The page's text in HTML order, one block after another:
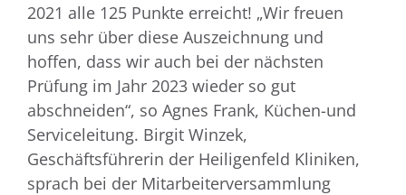
2021 alle 125 Punkte erreicht! „Wir freuen
uns sehr über diese Auszeichnung und
hoffen, dass wir auch bei der nächsten
Prüfung im Jahr 2023 wieder so gut
abschneiden“, so Agnes Frank, Küchen-und
Serviceleitung. Birgit Winzek,
Geschäftsführerin der Heiligenfeld Kliniken,
sprach bei der Mitarbeiterversammlung